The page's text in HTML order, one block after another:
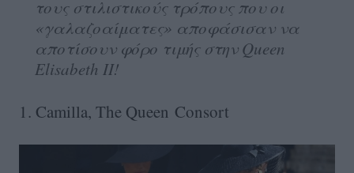
τους στιλιστικούς τρόπους που οι
«γαλαζοαίματες» αποφάσισαν να
αποτίσουν φόρο τιμής στην Queen
Elisabeth II!
1. Camilla, The Queen Consort